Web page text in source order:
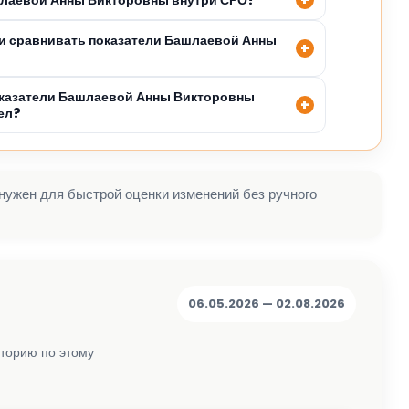
показатели Башлаевой Анны
Башлаевой Анны Викторовны
для быстрой оценки изменений без ручного
по этому
06.05.2026 — 02.08.2026